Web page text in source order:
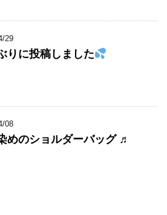
29
りに投稿しました
08
めのショルダーバッグ ♬